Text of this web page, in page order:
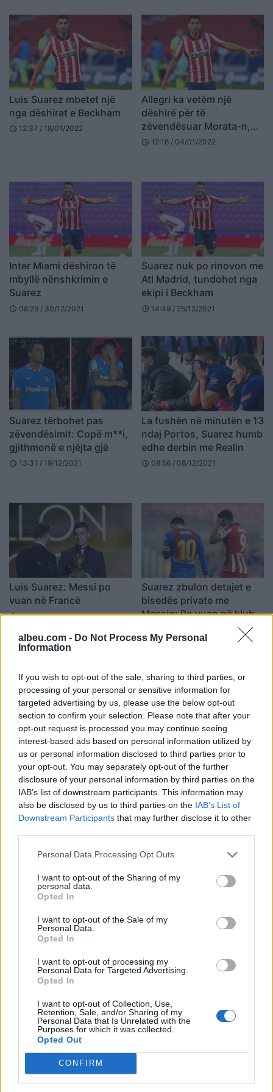
albeu.com - Do Not Process My Personal
Information
If you wish to opt-out of the sale, sharing to third parties, or
processing of your personal or sensitive information for
targeted advertising by us, please use the below opt-out
section to confirm your selection. Please note that after your
opt-out request is processed you may continue seeing
interest-based ads based on personal information utilized by
us or personal information disclosed to third parties prior to
your opt-out. You may separately opt-out of the further
disclosure of your personal information by third parties on the
IAB’s list of downstream participants. This information may
also be disclosed by us to third parties on the IAB’s List of
Downstream Participants that may further disclose it to other
Personal Data Processing Opt Outs
I want to opt-out of the Sharing of my
personal data.
Opted In
I want to opt-out of the Sale of my
Personal Data.
Opted In
I want to opt-out of processing my
Personal Data for Targeted Advertising.
Opted In
I want to opt-out of Collection, Use,
Retention, Sale, and/or Sharing of my
Personal Data that Is Unrelated with the
Purposes for which it was collected.
Opted Out
CONFIRM
Luis Suarez mbetet një
nga dëshirat e Beckham
schedule 12:37 / 18/01/2022
Allegri ka vetëm një
dëshirë për të
zëvendësuar Morata-n,
Luis Suarez
schedule 12:16 / 04/01/2022
Inter Miami dëshiron të
mbyllë nënshkrimin e
Suarez
schedule 08:29 / 30/12/2021
Suarez nuk po rinovon me
Atl Madrid, tundohet nga
ekipi i Beckham
schedule 14:49 / 25/12/2021
Suarez tërbohet pas
zëvendësimit: Copë m**i,
gjithmonë e njëjta gjë
schedule 13:31 / 19/12/2021
La fushën në minutën e 13
ndaj Portos, Suarez humb
edhe derbin me Realin
schedule 08:56 / 08/12/2021
Luis Suarez: Messi po
vuan në Francë
schedule 16:19 / 04/12/2021
Suarez zbulon detajet e
bisedës private me
Messin: Po vuan në klubin
e ri, në Paris bën shumë
ftohtë nga bora
Patric Evra tregon për
herë të parë se do të
konliktohej me Suarez në
rrugët e Anglisë
16:19 / 09/11/2021
Një nga sulmuesit
kryesorë tek Atletico,
Suarez nis negociatat për
një kontratë të re
schedule 10:43 / 27/10/2021
Vjen episodi i ri i
Wanda – China Suarez”,
aktorja shpërthen në
12:04 / 21/10/2021
Suarez (FOTO LAJM)
Bartomeu: Messi dhe
Suarez më thanë ta bleja